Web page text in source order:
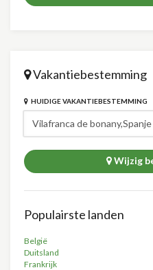
Vakantiebestemming
HUIDIGE VAKANTIEBESTEMMING
Wijzig
Populairste landen
België
Duitsland
Frankrijk